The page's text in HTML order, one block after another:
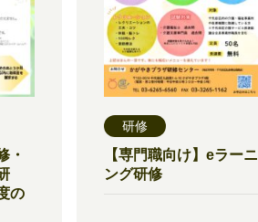
・
の
研修
【専門職向け】eラーニ
ング研修